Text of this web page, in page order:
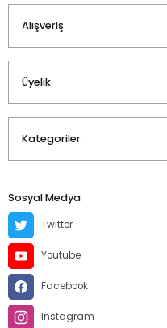
Alışveriş
Üyelik
Kategoriler
Sosyal Medya
Twitter
Youtube
Facebook
Instagram